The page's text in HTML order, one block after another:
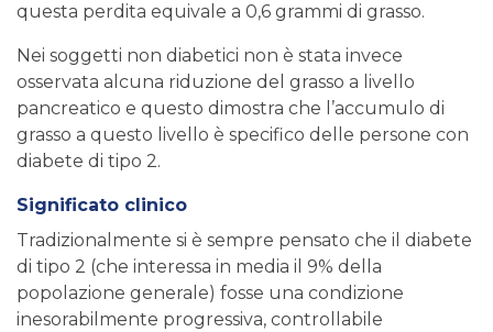
questa perdita equivale a 0,6 grammi di grasso.
Nei soggetti non diabetici non è stata invece
osservata alcuna riduzione del grasso a livello
pancreatico e questo dimostra che l’accumulo di
grasso a questo livello è specifico delle persone con
diabete di tipo 2.
Significato clinico
Tradizionalmente si è sempre pensato che il diabete
di tipo 2 (che interessa in media il 9% della
popolazione generale) fosse una condizione
inesorabilmente progressiva, controllabile